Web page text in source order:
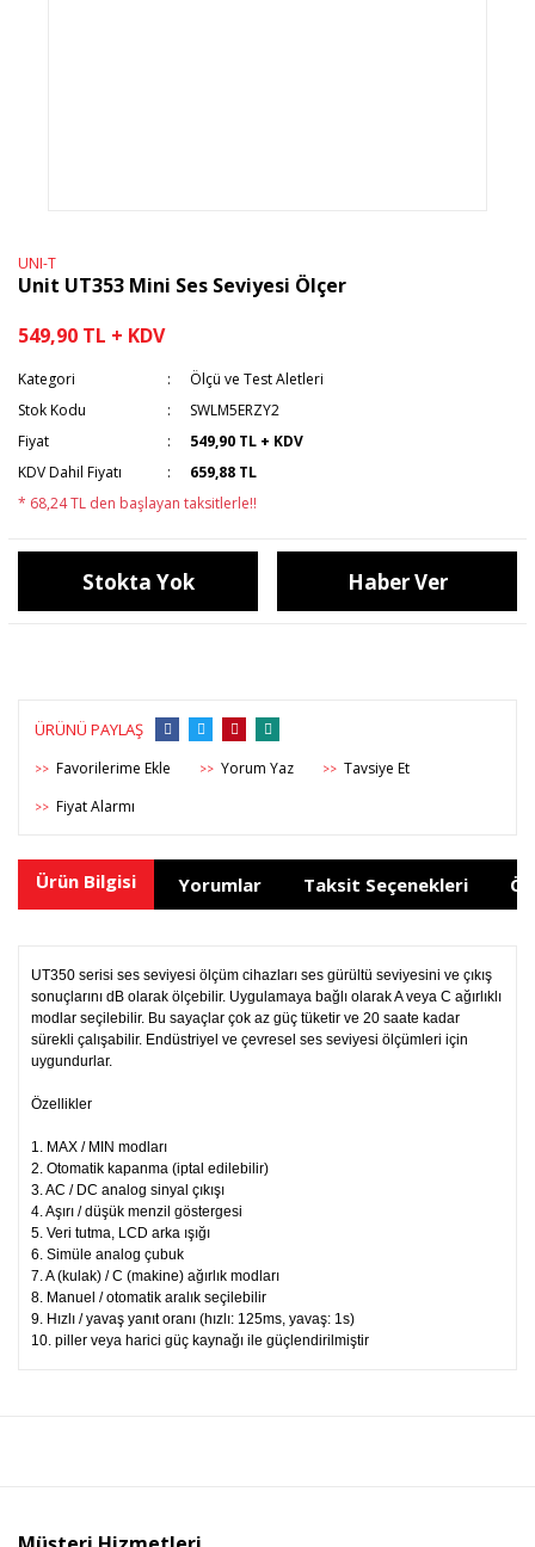
UNI-T
Unit UT353 Mini Ses Seviyesi Ölçer
549,90 TL + KDV
Kategori
Ölçü ve Test Aletleri
Stok Kodu
SWLM5ERZY2
Fiyat
549,90 TL + KDV
KDV Dahil Fiyatı
659,88 TL
* 68,24 TL den başlayan taksitlerle!!
Stokta Yok Haber Ver
ÜRÜNÜ PAYLAŞ
>> >> Yorum Yaz >> Tavsiye Et
>> Fiyat Alarmı
Ürün Bilgisi Yorumlar Taksit Seçenekleri
UT350 serisi ses seviyesi ölçüm cihazları ses gürültü seviyesini ve çıkış
sonuçlarını dB olarak ölçebilir. Uygulamaya bağlı olarak A veya C ağırlıklı
modlar seçilebilir. Bu sayaçlar çok az güç tüketir ve 20 saate kadar
sürekli çalışabilir. Endüstriyel ve çevresel ses seviyesi ölçümleri için
uygundurlar.
Özellikler
1. MAX / MIN modları
2. Otomatik kapanma (iptal edilebilir)
3. AC / DC analog sinyal çıkışı
4. Aşırı / düşük menzil göstergesi
5. Veri tutma, LCD arka ışığı
6. Simüle analog çubuk
7. A (kulak) / C (makine) ağırlık modları
8. Manuel / otomatik aralık seçilebilir
9. Hızlı / yavaş yanıt oranı (hızlı: 125ms, yavaş: 1s)
10. piller veya harici güç kaynağı ile güçlendirilmiştir